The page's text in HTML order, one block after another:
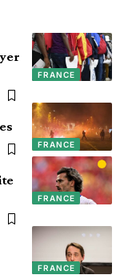
FRANCE
FRANCE
FRANCE
FRANCE